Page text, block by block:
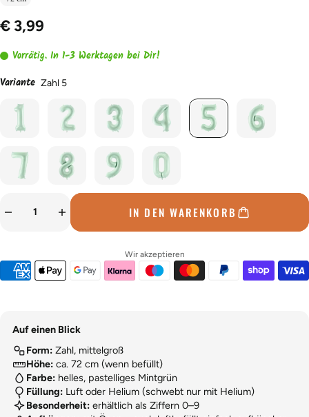
€ 3,99
Vorrätig. In 1-3 Werktagen bei Dir!
Variante Zahl 5
IN DEN WARENKORB
Wir akzeptieren
Auf einen Blick
Form: Zahl, mittelgroß
Höhe: ca. 72 cm (wenn befüllt)
Farbe: helles, pastelliges Mintgrün
Füllung: Luft oder Helium (schwebt nur mit Helium)
Besonderheit: erhältlich als Ziffern 0–9